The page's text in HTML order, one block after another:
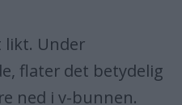
likt. Under
flater det betydelig
ned i v-bunnen.